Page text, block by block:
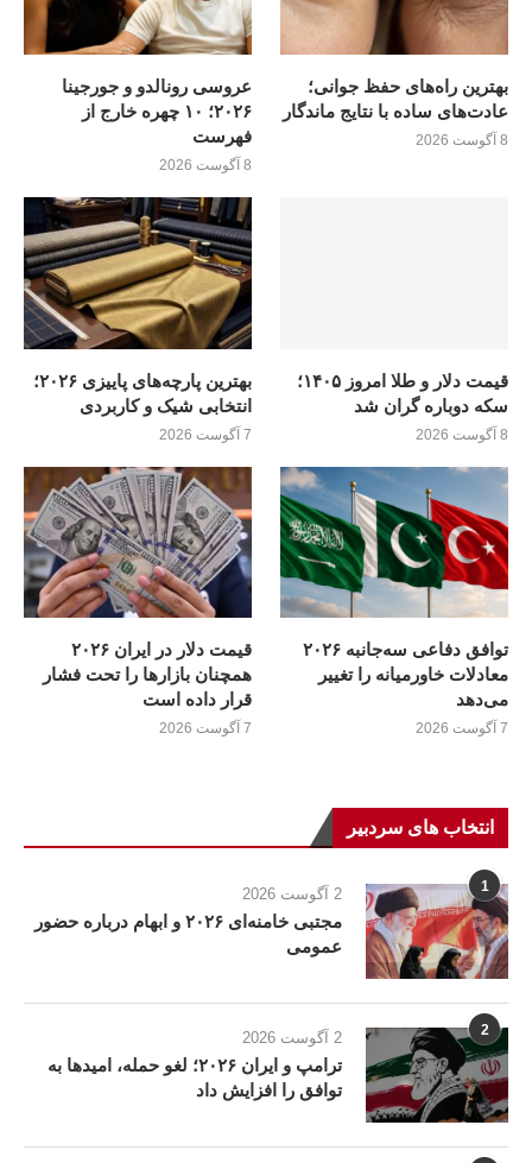
بهترین راه‌های حفظ جوانی؛
عادت‌های ساده با نتایج ماندگار
8 آگوست 2026
عروسی رونالدو و جورجینا
۲۰۲۶؛ ۱۰ چهره خارج از
فهرست
8 آگوست 2026
قیمت دلار و طلا امروز ۱۴۰۵؛
سکه دوباره گران شد
8 آگوست 2026
بهترین پارچه‌های پاییزی ۲۰۲۶؛
انتخابی شیک و کاربردی
7 آگوست 2026
توافق دفاعی سه‌جانبه ۲۰۲۶
معادلات خاورمیانه را تغییر
می‌دهد
7 آگوست 2026
قیمت دلار در ایران ۲۰۲۶
همچنان بازارها را تحت فشار
قرار داده است
7 آگوست 2026
انتخاب های سردبیر
1 2 آگوست 2026
مجتبی خامنه‌ای ۲۰۲۶ و ابهام درباره حضور
عمومی
2 2 آگوست 2026
ترامپ و ایران ۲۰۲۶؛ لغو حمله، امیدها به
توافق را افزایش داد